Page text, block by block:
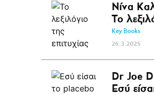
Νίνα
Το
Key Books
26.3.2025
Dr Joe
Εσύ